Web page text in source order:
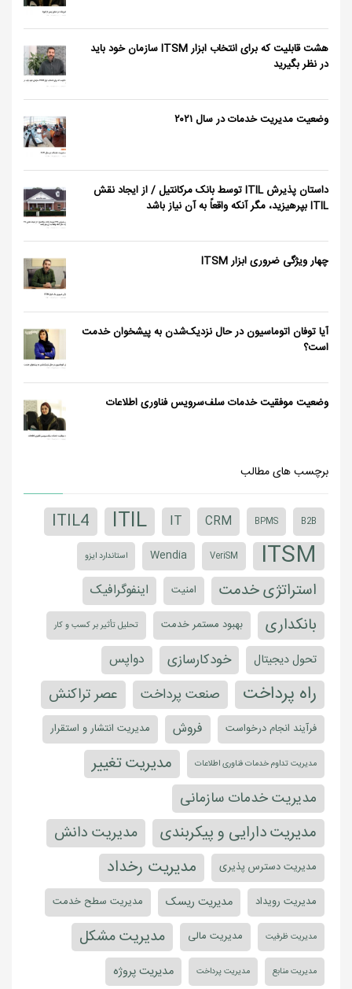
هشت قابلیت که برای انتخاب ابزار ITSM سازمان خود باید
در نظر بگیرید
وضعیت مدیریت خدمات در سال ٢٠٢١
داستان پذیرش ITIL توسط بانک مرکانتیل / از ایجاد نقش
ITIL بپرهیزید، مگر آنکه واقعاً به آن نیاز باشد
چهار ویژگی ضروری ابزار ITSM
آیا توفان اتوماسیون در حال نزدیک‌شدن به پیشخوان خدمت
است؟
وضعیت موفقیت خدمات سلف‌سرویس فناوری اطلاعات
برچسب های مطالب
B2B
BPMS
CRM
IT
ITIL
ITIL4
ITSM
VeriSM
Wendia استاندارد ایزو
استراتژی خدمت امنیت اینفوگرافیک
بانکداری بهبود مستمر خدمت تحلیل تأثیر بر کسب و کار
تحول دیجیتال خودکارسازی دواپس
راه پرداخت صنعت پرداخت عصر تراکنش
فرآیند انجام درخواست فروش مدیریت انتشار و استقرار
مدیریت تداوم خدمات فناوری اطلاعات مدیریت تغییر
مدیریت خدمات سازمانی
مدیریت دارایی و پیکربندی مدیریت دانش
مدیریت دسترس پذیری مدیریت رخداد
مدیریت رویداد مدیریت ریسک مدیریت سطح خدمت
مدیریت ظرفیت مدیریت مالی مدیریت مشکل
مدیریت منابع مدیریت پرداخت مدیریت پروژه